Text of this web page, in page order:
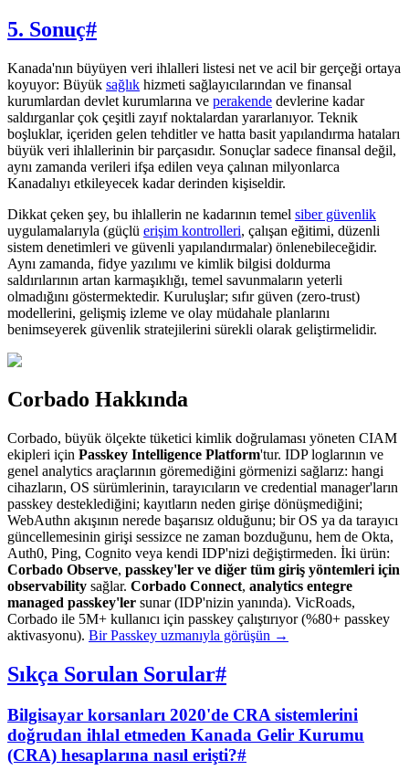
5. Sonuç#
Kanada'nın büyüyen veri ihlalleri listesi net ve acil bir gerçeği ortaya
koyuyor: Büyük sağlık hizmeti sağlayıcılarından ve finansal
kurumlardan devlet kurumlarına ve perakende devlerine kadar
saldırganlar çok çeşitli zayıf noktalardan yararlanıyor. Teknik
boşluklar, içeriden gelen tehditler ve hatta basit yapılandırma hataları
büyük veri ihlallerinin bir parçasıdır. Sonuçlar sadece finansal değil,
aynı zamanda verileri ifşa edilen veya çalınan milyonlarca
Kanadalıyı etkileyecek kadar derinden kişiseldir.
Dikkat çeken şey, bu ihlallerin ne kadarının temel siber güvenlik
uygulamalarıyla (güçlü erişim kontrolleri, çalışan eğitimi, düzenli
sistem denetimleri ve güvenli yapılandırmalar) önlenebileceğidir.
Aynı zamanda, fidye yazılımı ve kimlik bilgisi doldurma
saldırılarının artan karmaşıklığı, temel savunmaların yeterli
olmadığını göstermektedir. Kuruluşlar; sıfır güven (zero-trust)
modellerini, gelişmiş izleme ve olay müdahale planlarını
benimseyerek güvenlik stratejilerini sürekli olarak geliştirmelidir.
Corbado Hakkında
Corbado, büyük ölçekte tüketici kimlik doğrulaması yöneten CIAM
ekipleri için Passkey Intelligence Platform'tur. IDP loglarının ve
genel analytics araçlarının göremediğini görmenizi sağlarız: hangi
cihazların, OS sürümlerinin, tarayıcıların ve credential manager'ların
passkey desteklediğini; kayıtların neden girişe dönüşmediğini;
WebAuthn akışının nerede başarısız olduğunu; bir OS ya da tarayıcı
güncellemesinin girişi sessizce ne zaman bozduğunu, hem de Okta,
Auth0, Ping, Cognito veya kendi IDP'nizi değiştirmeden. İki ürün:
Corbado Observe, passkey'ler ve diğer tüm giriş yöntemleri için
observability sağlar. Corbado Connect, analytics entegre
managed passkey'ler sunar (IDP'nizin yanında). VicRoads,
Corbado ile 5M+ kullanıcı için passkey çalıştırıyor (%80+ passkey
aktivasyonu). Bir Passkey uzmanıyla görüşün →
Sıkça Sorulan Sorular#
Bilgisayar korsanları 2020'de CRA sistemlerini
doğrudan ihlal etmeden Kanada Gelir Kurumu
(CRA) hesaplarına nasıl erişti?#